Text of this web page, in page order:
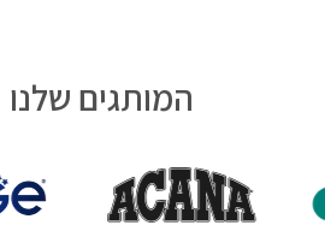
המותגים שלנו